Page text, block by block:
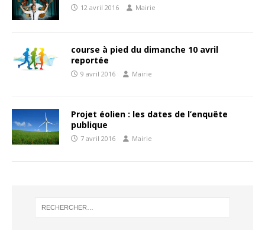
12 avril 2016 Mairie
course à pied du dimanche 10 avril
reportée
9 avril 2016 Mairie
Projet éolien : les dates de l’enquête
publique
7 avril 2016 Mairie